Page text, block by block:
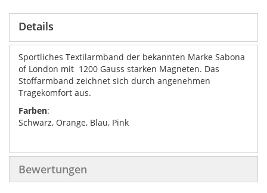
Details
Sportliches Textilarmband der bekannten Marke Sabona
of London mit 1200 Gauss starken Magneten. Das
Stoffarmband zeichnet sich durch angenehmen
Tragekomfort aus.
Farben:
Schwarz, Orange, Blau, Pink
Bewertungen